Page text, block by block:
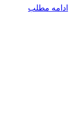
ادامه مطلب